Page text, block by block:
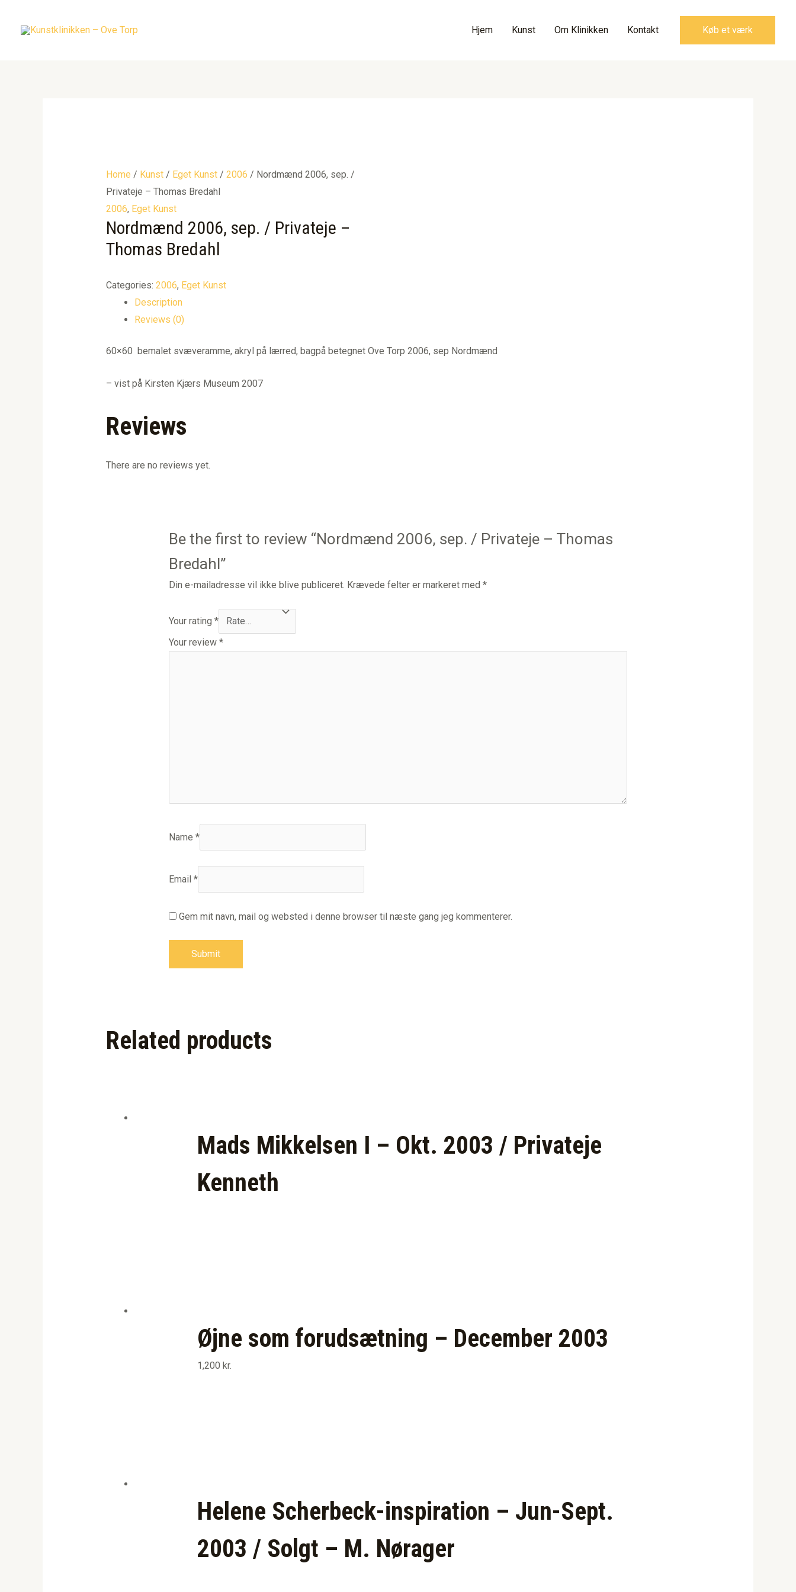
Hjem Kunst Om Klinikken Kontakt Køb et værk
Home / Kunst/ Eget Kunst/ 2006 / Nordmænd 2006, sep. /
Privateje – Thomas Bredahl
2006, Eget Kunst
Nordmænd 2006, sep. / Privateje –
Thomas Bredahl
Categories: 2006, Eget Kunst
Description
Reviews (0)
60×60 bemalet svæveramme, akryl på lærred, bagpå betegnet Ove Torp 2006, sep Nordmænd
– vist på Kirsten Kjærs Museum 2007
Reviews
There are no reviews yet.
Be the first to review “Nordmænd 2006, sep. / Privateje – Thomas
Bredahl”
Din e-mailadresse vil ikke blive publiceret. Krævede felter er markeret med*
Your rating*
Your review*
Name*
Email*
Gem mit navn, mail og websted i denne browser til næste gang jeg kommenterer.
Related products
Mads Mikkelsen I – Okt. 2003 / Privateje
Kenneth
Øjne som forudsætning – December 2003
1,200kr.
Helene Scherbeck-inspiration – Jun-Sept.
2003 / Solgt – M. Nørager